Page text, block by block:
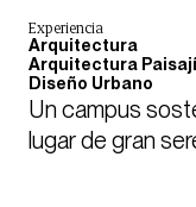
Experiencia
Arquitectura
Arquitectura
Diseño Urbano
Un campus
lugar de gran